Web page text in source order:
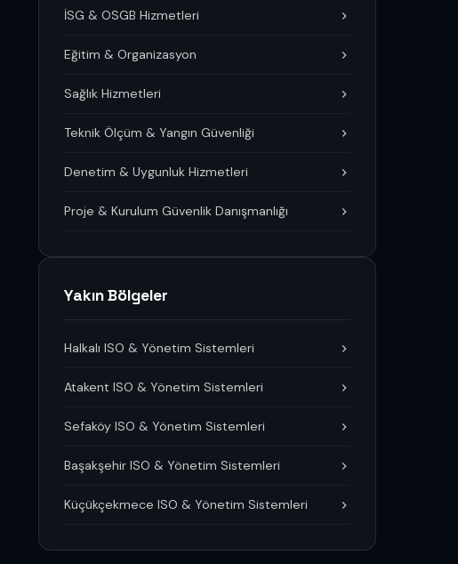
İSG & OSGB Hizmetleri
Eğitim & Organizasyon
Sağlık Hizmetleri
Teknik Ölçüm & Yangın Güvenliği
Denetim & Uygunluk Hizmetleri
Proje & Kurulum Güvenlik Danışmanlığı
Yakın Bölgeler
Halkalı ISO & Yönetim Sistemleri
Atakent ISO & Yönetim Sistemleri
Sefaköy ISO & Yönetim Sistemleri
Başakşehir ISO & Yönetim Sistemleri
Küçükçekmece ISO & Yönetim Sistemleri